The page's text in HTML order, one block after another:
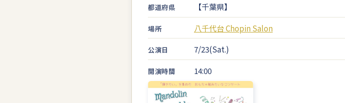
都道府県 【千葉県】
場所 八千代台 Chopin Salon
公演日 7/23(Sat.)
開演時間 14:00